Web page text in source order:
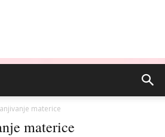
materice
materice